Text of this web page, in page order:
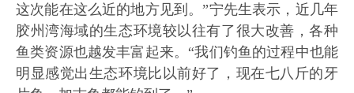
这次能在这么近的地方见到。”宁先生表示，近几年
胶州湾海域的生态环境较以往有了很大改善，各种
鱼类资源也越发丰富起来。“我们钓鱼的过程中也能
明显感觉出生态环境比以前好了，现在七八斤的牙